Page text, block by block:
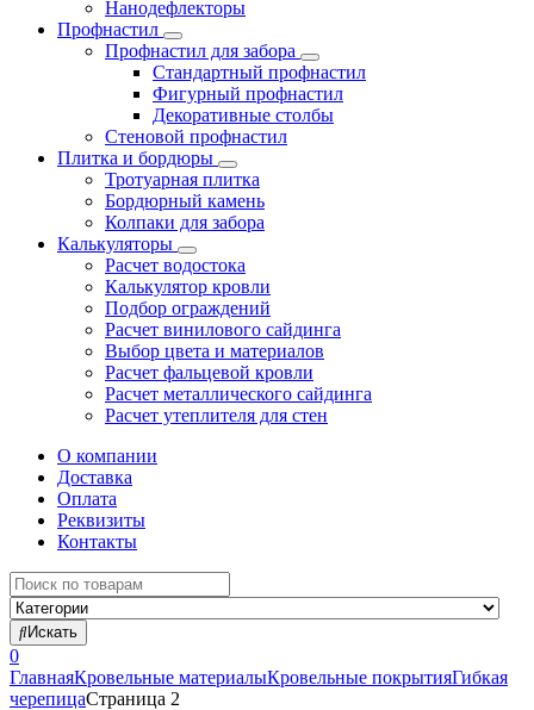
Нанодефлекторы
Профнастил
Профнастил для забора
Стандартный профнастил
Фигурный профнастил
Декоративные столбы
Стеновой профнастил
Плитка и бордюры
Тротуарная плитка
Бордюрный камень
Колпаки для забора
Калькуляторы
Расчет водостока
Калькулятор кровли
Подбор ограждений
Расчет винилового сайдинга
Выбор цвета и материалов
Расчет фальцевой кровли
Расчет металлического сайдинга
Расчет утеплителя для стен
О компании
Доставка
Оплата
Реквизиты
Контакты
Search
for:
Искать
0
ГлавнаяКровельные материалыКровельные покрытияГибкая
черепицаСтраница 2